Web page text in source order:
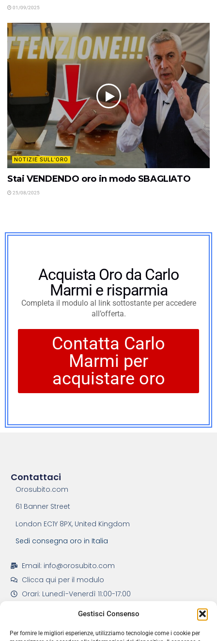
Gestisci Consenso
Per fornire le migliori esperienze, utilizziamo tecnologie come i cookie per
01/09/2025
NOTIZIE SULL'ORO
Stai VENDENDO oro in modo SBAGLIATO
25/08/2025
Acquista Oro da Carlo
Marmi e risparmia
Completa il modulo al link sottostante per accedere
all’offerta.
Contatta Carlo
Marmi per
acquistare oro
Contattaci
Orosubito.com
61 Banner Street
London EC1Y 8PX, United Kingdom
Sedi consegna oro in Italia
Email: info@orosubito.com
Clicca qui per il modulo
Orari: Lunedì-Venerdì 11:00-17:00